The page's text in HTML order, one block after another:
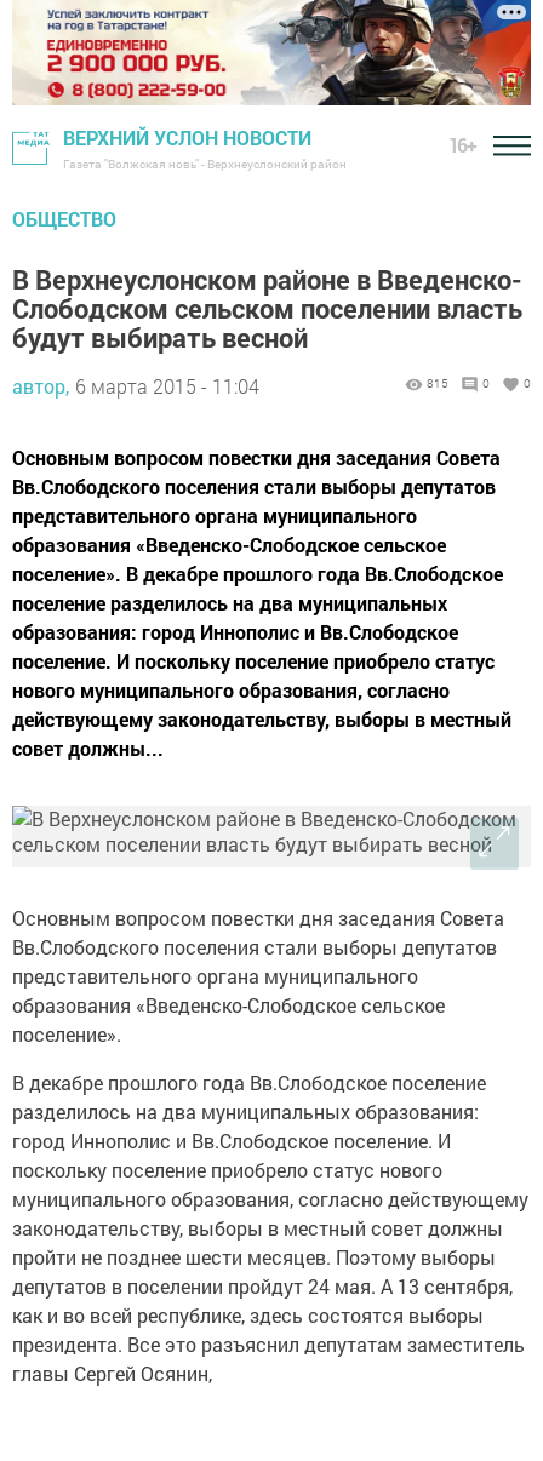
ВЕРХНИЙ УСЛОН НОВОСТИ
Газета "Волжская новь" - Верхнеуслонский район
16+
ОБЩЕСТВО
В Верхнеуслонском районе в Введенско-
Слободском сельском поселении власть
будут выбирать весной
автор, 6 марта 2015 - 11:04 815 0 0
Основным вопросом повестки дня заседания Совета
Вв.Слободского поселения стали выборы депутатов
представительного органа муниципального
образования «Введенско-Слободское сельское
поселение». В декабре прошлого года Вв.Слободское
поселение разделилось на два муниципальных
образования: город Иннополис и Вв.Слободское
поселение. И поскольку поселение приобрело статус
нового муниципального образования, согласно
действующему законодательству, выборы в местный
совет должны...
Основным вопросом повестки дня заседания Совета
Вв.Слободского поселения стали выборы депутатов
представительного органа муниципального
образования «Введенско-Слободское сельское
поселение».
В декабре прошлого года Вв.Слободское поселение
разделилось на два муниципальных образования:
город Иннополис и Вв.Слободское поселение. И
поскольку поселение приобрело статус нового
муниципального образования, согласно действующему
законодательству, выборы в местный совет должны
пройти не позднее шести месяцев. Поэтому выборы
депутатов в поселении пройдут 24 мая. А 13 сентября,
как и во всей республике, здесь состоятся выборы
президента. Все это разъяснил депутатам заместитель
главы Сергей Осянин,